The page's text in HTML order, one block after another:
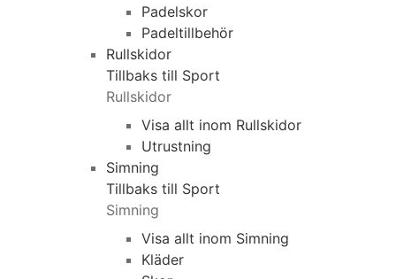
Padelskor
Padeltillbehör
Rullskidor
Tillbaks till Sport
Rullskidor
Visa allt inom Rullskidor
Utrustning
Simning
Tillbaks till Sport
Simning
Visa allt inom Simning
Kläder